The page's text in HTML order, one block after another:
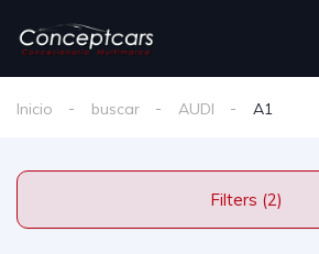
Inicio buscar AUDI A1
Filters (2)